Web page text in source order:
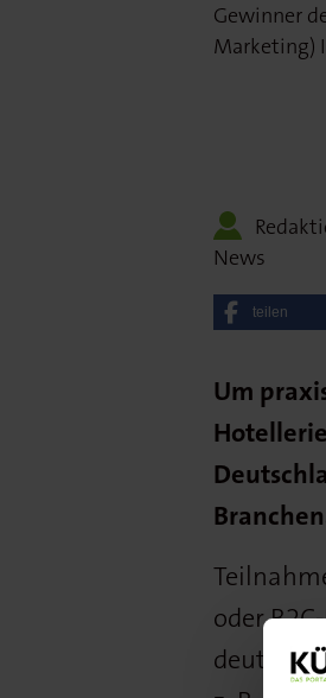
Gewinner
Marketing)
News
teilen
Um
oder